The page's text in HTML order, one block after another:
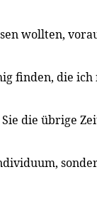
wollten,
finden, die ich
die übrige